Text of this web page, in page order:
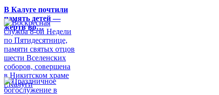
В Калуге почтили
память детей —
жертв во…